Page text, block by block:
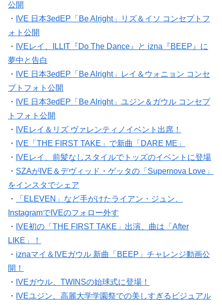
公開
・ IVE 日本3edEP「Be Alright」リズ＆イソ コンセプトフ
ォト公開
・ IVEレイ、ILLIT『Do The Dance』と izna『BEEP』に
夢中と告白
・ IVE 日本3edEP「Be Alright」レイ＆ウォニョン コンセ
プトフォト公開
・ IVE 日本3edEP「Be Alright」ユジン＆ガウル コンセプ
トフォト公開
・ IVEレイ＆リズ ヴァレンティノイベント出席！
・ IVE「THE FIRST TAKE」で新曲「DARE ME」
・ IVEレイ、前髪なしスタイルでトッズのイベントに登場
・ SZAがIVE＆デヴィッド・ゲッタの「Supernova Love」
をインスタでシェア
・
「ELEVEN」など手がけたライアン・ジュン、
InstagramでIVEのフォロー外す
・ IVE初の「THE FIRST TAKE」出演、曲は「After
LIKE」！
・ iznaマイ＆IVEガウル 新曲「BEEP」チャレンジ動画公
開！
・ IVEガウル、TWINSの始球式に登場！
・ IVEユジン、高麗大学学園祭での美しすぎるビジュアル